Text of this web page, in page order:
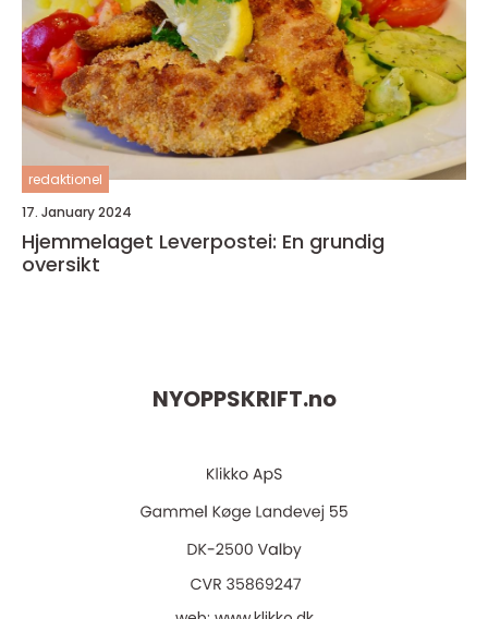
redaktionel
17. January 2024
Hjemmelaget Leverpostei: En grundig
oversikt
NYOPPSKRIFT.no